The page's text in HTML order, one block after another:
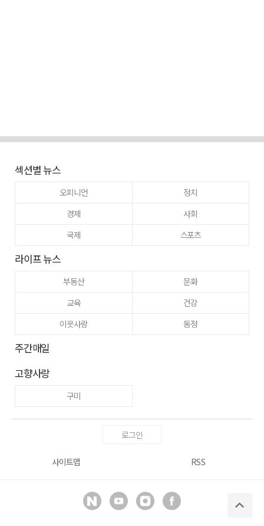
섹션별 뉴스
오피니언
정치
경제
사회
국제
스포츠
라이프 뉴스
부동산
문화
교육
건강
이웃사랑
동정
주간매일
고향사랑
구미
로그인
사이트맵 RSS